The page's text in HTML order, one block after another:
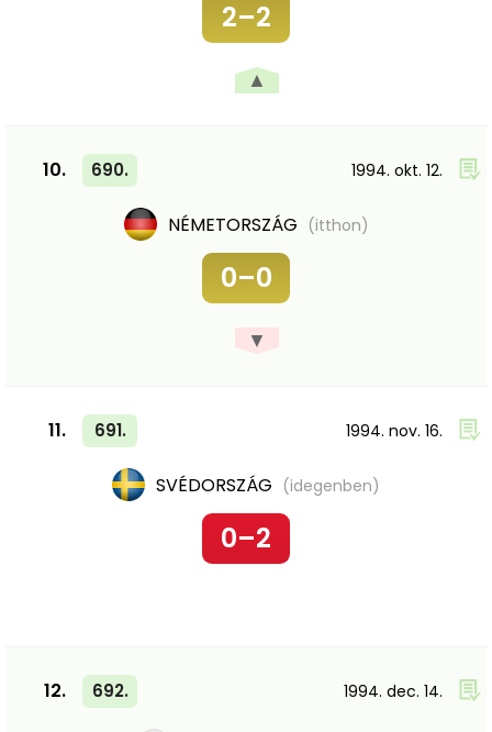
2–2
▲
10. 690. 1994. okt. 12.
NÉMETORSZÁG (itthon)
0–0
▼
11. 691. 1994. nov. 16.
SVÉDORSZÁG (idegenben)
0–2
12. 692. 1994. dec. 14.